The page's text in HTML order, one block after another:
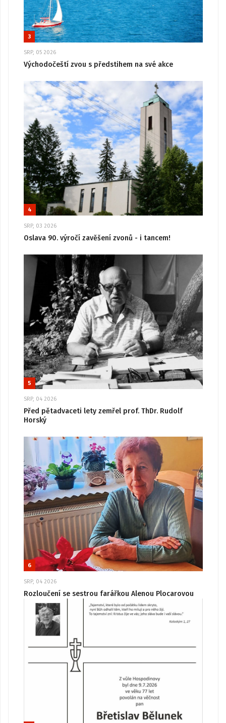
3
SRP, 05 2026
Východočeští zvou s předstihem na své akce
4
SRP, 03 2026
Oslava 90. výročí zavěšení zvonů - i tancem!
5
SRP, 04 2026
Před pětadvaceti lety zemřel prof. ThDr. Rudolf
Horský
6
SRP, 04 2026
Rozloučení se sestrou farářkou Alenou Plocarovou